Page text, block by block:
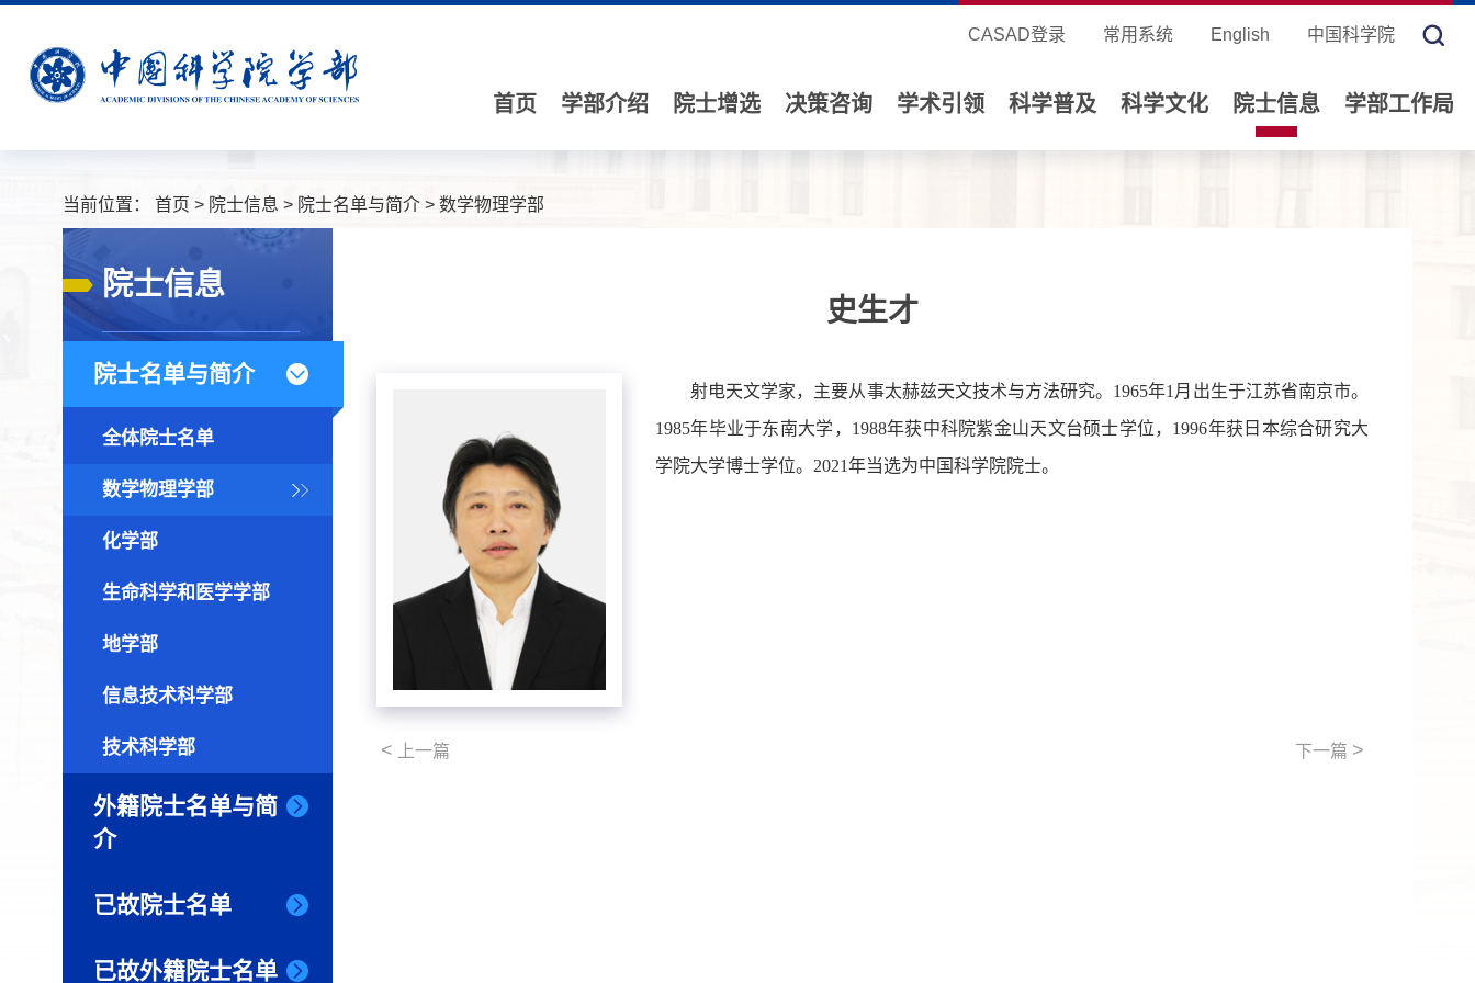
CASAD登录 常用系统 English 中国科学院
首页 学部介绍 院士增选 决策咨询 学术引领 科学普及 科学文化 院士信息 学部工作局
当前位置： 首页 > 院士信息 > 院士名单与简介 > 数学物理学部
院士信息
院士名单与简介
全体院士名单
数学物理学部
化学部
生命科学和医学学部
地学部
信息技术科学部
技术科学部
外籍院士名单与简
介
已故院士名单
已故外籍院士名单
史生才
射电天文学家，主要从事太赫兹天文技术与方法研究。1965年1月出生于江苏省南京市。
1985年毕业于东南大学，1988年获中科院紫金山天文台硕士学位，1996年获日本综合研究大
学院大学博士学位。2021年当选为中国科学院院士。
< 上一篇 下一篇 >